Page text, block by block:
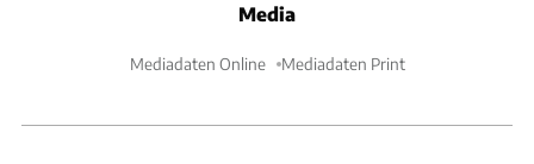
Media
Mediadaten Online Mediadaten Print